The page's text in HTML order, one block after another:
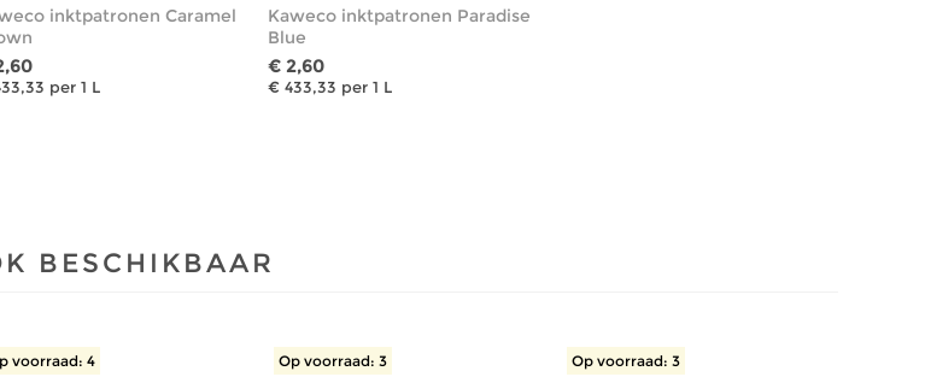
inktpatronen Caramel
per 1 L
Kaweco inktpatronen Paradise
Blue
€ 2,60
€ 433,33 per 1 L
BESCHIKBAAR
voorraad: 4 Op voorraad: 3 Op voorraad: 3